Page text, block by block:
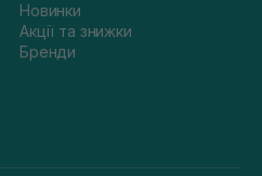
Новинки
Акції та знижки
Бренди